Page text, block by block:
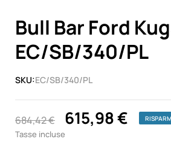
Bull Bar Ford
EC/SB/340/PL
SKU:EC/SB/340/PL
684,42 € 615,98 €
Tasse incluse